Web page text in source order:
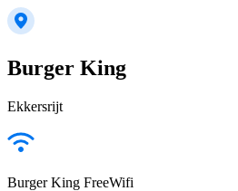
Burger King
Ekkersrijt
Burger King FreeWifi